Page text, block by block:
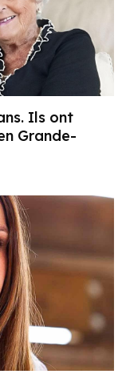
Ils ont
Grande-